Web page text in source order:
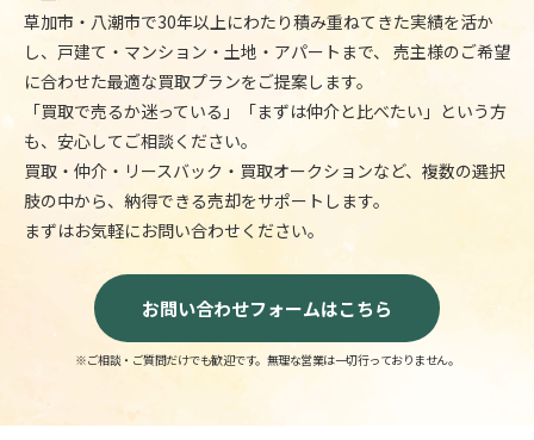
草加市・八潮市で30年以上にわたり積み重ねてきた実績を活か
し、戸建て・マンション・土地・アパートまで、
売主様のご希望
に合わせた最適な買取プランをご提案します。
「買取で売るか迷っている」「まずは仲介と比べたい」という方
も、安心してご相談ください。
買取・仲介・リースバック・買取オークションなど、複数の選択
肢の中から、納得できる売却をサポートします。
まずはお気軽にお問い合わせください。
お問い合わせフォームはこちら
※ご相談・ご質問だけでも歓迎です。無理な営業は一切行っておりません。